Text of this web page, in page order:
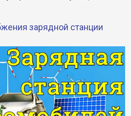
зарядной станции